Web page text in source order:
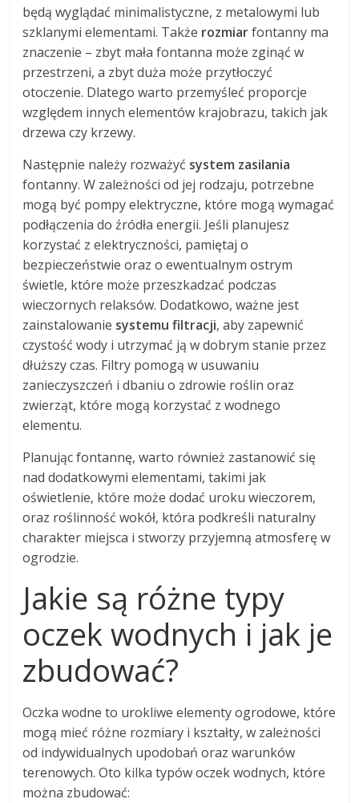
będą wyglądać minimalistyczne, z metalowymi lub
szklanymi elementami. Także rozmiarfontanny ma
znaczenie – zbyt mała fontanna może zginąć w
przestrzeni, a zbyt duża może przytłoczyć
otoczenie. Dlatego warto przemyśleć proporcje
względem innych elementów krajobrazu, takich jak
drzewa czy krzewy.
Następnie należy rozważyć system zasilania
fontanny. W zależności od jej rodzaju, potrzebne
mogą być pompy elektryczne, które mogą wymagać
podłączenia do źródła energii. Jeśli planujesz
korzystać z elektryczności, pamiętaj o
bezpieczeństwie oraz o ewentualnym ostrym
świetle, które może przeszkadzać podczas
wieczornych relaksów. Dodatkowo, ważne jest
zainstalowanie systemu filtracji, aby zapewnić
czystość wody i utrzymać ją w dobrym stanie przez
dłuższy czas. Filtry pomogą w usuwaniu
zanieczyszczeń i dbaniu o zdrowie roślin oraz
zwierząt, które mogą korzystać z wodnego
elementu.
Planując fontannę, warto również zastanowić się
nad dodatkowymi elementami, takimi jak
oświetlenie, które może dodać uroku wieczorem,
oraz roślinność wokół, która podkreśli naturalny
charakter miejsca i stworzy przyjemną atmosferę w
ogrodzie.
Jakie są różne typy
oczek wodnych i jak je
zbudować?
Oczka wodne to urokliwe elementy ogrodowe, które
mogą mieć różne rozmiary i kształty, w zależności
od indywidualnych upodobań oraz warunków
terenowych. Oto kilka typów oczek wodnych, które
można zbudować: